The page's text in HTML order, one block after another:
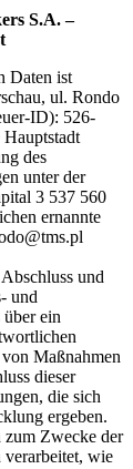
S.A. –
Daten ist
ul. Rondo
ID): 526-
des
unter der
3 537 560
ernannte
und
und
ein
Maßnahmen
dieser
die sich
ergeben.
zum Zwecke der
verarbeitet, wie